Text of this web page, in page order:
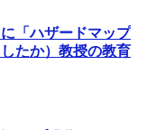
「ハザードマップ
たか）教授の教育